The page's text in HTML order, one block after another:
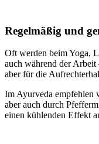
Regelmäßig und
Oft werden beim Yoga,
auch während der Arbeit
aber für die
Im Ayurveda empfehlen
aber auch durch
einen kühlenden Effekt